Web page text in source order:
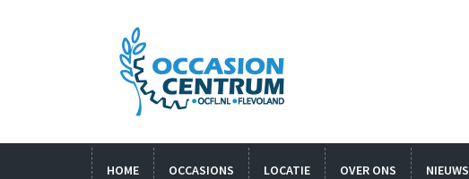
HOME OCCASIONS LOCATIE OVER ONS NIEUWS